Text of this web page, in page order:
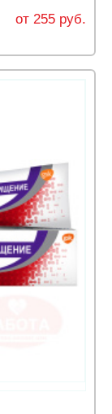
от 255 руб.